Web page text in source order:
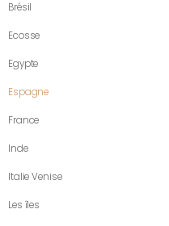
Brésil
Ecosse
Egypte
Espagne
France
Inde
Italie Venise
Les îles